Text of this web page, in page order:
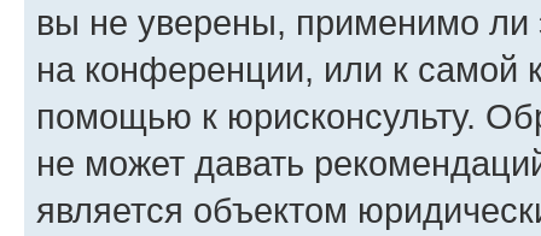
вы не уверены, применимо ли
на конференции, или к самой
помощью к юрисконсульту.
не может давать
является объектом